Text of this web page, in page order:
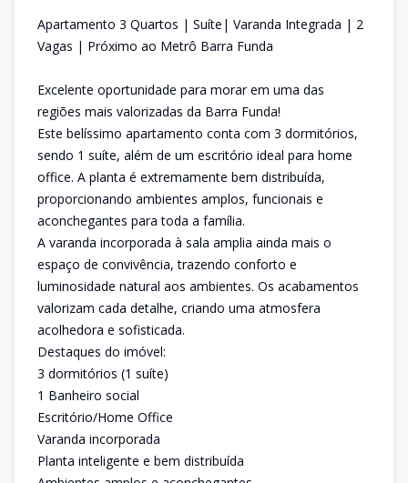
Apartamento 3 Quartos | Suíte| Varanda Integrada | 2
Vagas | Próximo ao Metrô Barra Funda
Excelente oportunidade para morar em uma das
regiões mais valorizadas da Barra Funda!
Este belíssimo apartamento conta com 3 dormitórios,
sendo 1 suíte, além de um escritório ideal para home
office. A planta é extremamente bem distribuída,
proporcionando ambientes amplos, funcionais e
aconchegantes para toda a família.
A varanda incorporada à sala amplia ainda mais o
espaço de convivência, trazendo conforto e
luminosidade natural aos ambientes. Os acabamentos
valorizam cada detalhe, criando uma atmosfera
acolhedora e sofisticada.
Destaques do imóvel:
3 dormitórios (1 suíte)
1 Banheiro social
Escritório/Home Office
Varanda incorporada
Planta inteligente e bem distribuída